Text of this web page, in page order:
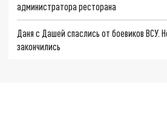
администратора ресторана
Даня с Дашей спаслись от боевиков ВСУ.
закончились